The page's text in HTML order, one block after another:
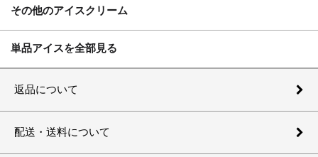
その他のアイスクリーム
単品アイスを全部見る
返品について
配送・送料について